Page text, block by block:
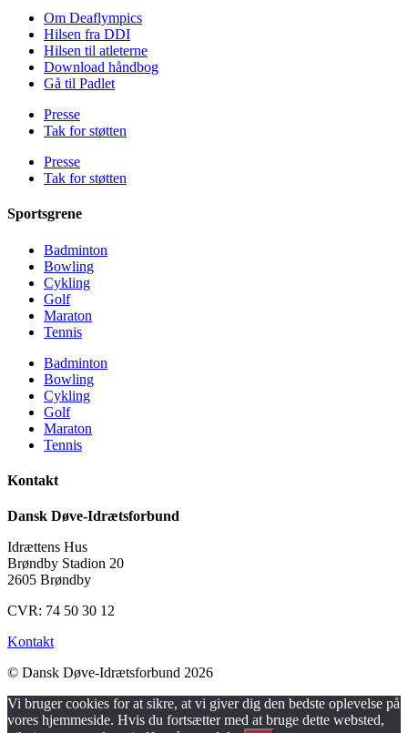
Om Deaflympics
Hilsen fra DDI
Hilsen til atleterne
Download håndbog
Gå til Padlet
Presse
Tak for støtten
Presse
Tak for støtten
Sportsgrene
Badminton
Bowling
Cykling
Golf
Maraton
Tennis
Badminton
Bowling
Cykling
Golf
Maraton
Tennis
Kontakt
Dansk Døve-Idrætsforbund
Idrættens Hus
Brøndby Stadion 20
2605 Brøndby
CVR: 74 50 30 12
Kontakt
© Dansk Døve-Idrætsforbund 2026
Vi bruger cookies for at sikre, at vi giver dig den bedste oplevelse på
vores hjemmeside. Hvis du fortsætter med at bruge dette websted,